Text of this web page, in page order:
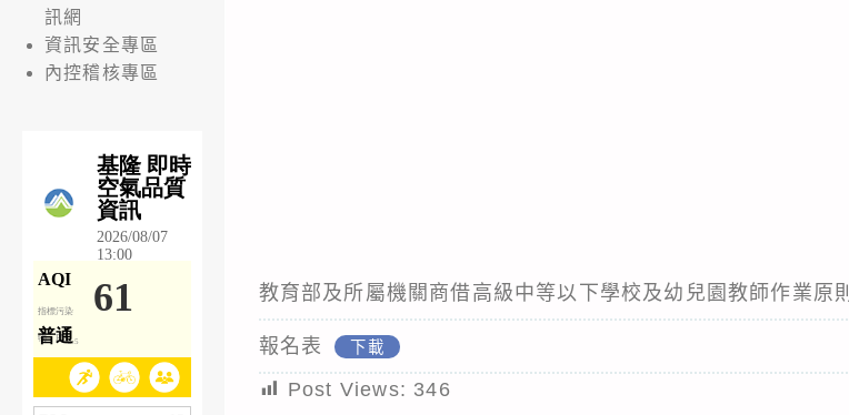
教育部及所屬機關商借高級中等以下學校及幼兒園教師作業原則
報名表 下載
Post Views: 346
訊網
資訊安全專區
內控稽核專區